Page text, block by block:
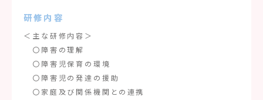
研修内容
＜主な研修内容＞
〇障害の理解
〇障害児保育の環境
〇障害児の発達の援助
〇家庭及び関係機関との連携